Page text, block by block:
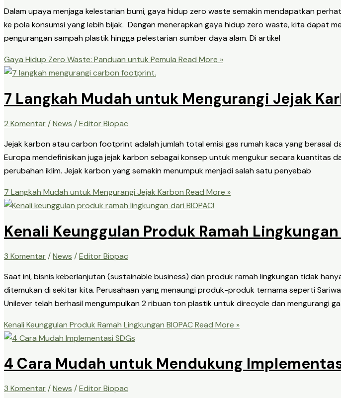
Dalam upaya menjaga kelestarian bumi, gaya hidup zero waste semakin mendapatkan
ke pola konsumsi yang lebih bijak. Dengan menerapkan gaya hidup zero waste, kita dapat
pengurangan sampah plastik hingga pelestarian sumber daya alam. Di artikel
Gaya Hidup Zero Waste: Panduan untuk Pemula Read More »
7 Langkah Mudah untuk Mengurangi Jejak
2 Komentar /News /Editor Biopac
Jejak karbon atau carbon footprint adalah jumlah total emisi gas rumah kaca yang berasal
Europa mendefinisikan juga jejak karbon sebagai konsep untuk mengukur secara
perubahan iklim. Jejak karbon yang semakin menumpuk menjadi salah satu penyebab
7 Langkah Mudah untuk Mengurangi Jejak Karbon Read More »
Kenali Keunggulan Produk Ramah Lingkungan
3 Komentar /News /Editor Biopac
Saat ini, bisnis keberlanjutan (sustainable business) dan produk ramah lingkungan tidak
ditemukan di sekitar kita. Perusahaan yang menaungi produk-produk ternama seperti
Unilever telah berhasil mengumpulkan 2 ribuan ton plastik untuk direcycle dan mengurangi
Kenali Keunggulan Produk Ramah Lingkungan BIOPACRead More »
4 Cara Mudah untuk Mendukung
3 Komentar/News /Editor Biopac